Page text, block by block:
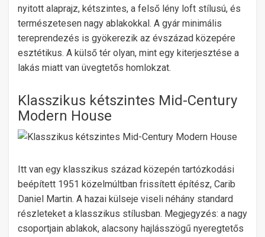
nyitott alaprajz, kétszintes, a felső lény loft stílusú, és
természetesen nagy ablakokkal. A gyár minimális
tereprendezés is gyökerezik az évszázad közepére
esztétikus. A külső tér olyan, mint egy kiterjesztése a
lakás miatt van üvegtetős homlokzat.
Klasszikus kétszintes Mid-Century
Modern House
Itt van egy klasszikus század közepén tartózkodási
beépített 1951 közelmúltban frissített építész, Carib
Daniel Martin. A hazai külseje viseli néhány standard
részleteket a klasszikus stílusban. Megjegyzés: a nagy
csoportjain ablakok, alacsony hajlásszögű nyeregtetős